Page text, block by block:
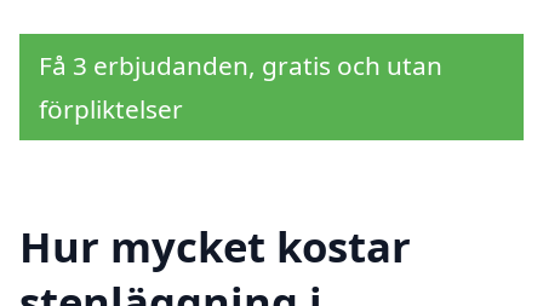
Få 3 erbjudanden, gratis och utan
förpliktelser
Hur mycket kostar